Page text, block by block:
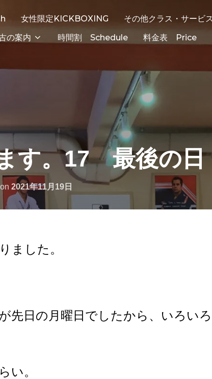
女性限定KICKBOXING
その他クラス・サービ
の案内
時間割 Schedule 料金表 Price
す。17 最後の日
on 2021年11月19日
ました。
先日の月曜日でしたから、いろい
い。